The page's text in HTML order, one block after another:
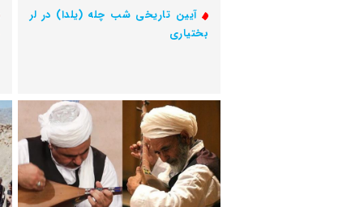
آیین تاریخی شب چله (یلدا) در لر
بختیاری